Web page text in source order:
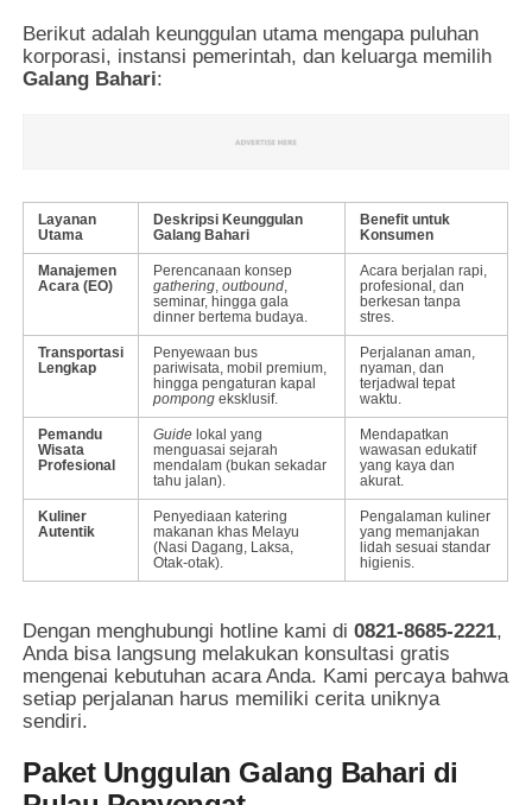
Berikut adalah keunggulan utama mengapa puluhan
korporasi, instansi pemerintah, dan keluarga memilih
Galang Bahari:
Layanan
Utama
Deskripsi Keunggulan
Galang Bahari
Benefit untuk
Konsumen
Manajemen
Acara (EO)
Perencanaan konsep
gathering,outbound,
seminar, hingga gala
dinner bertema budaya.
Acara berjalan rapi,
profesional, dan
berkesan tanpa
stres.
Transportasi
Lengkap
Penyewaan bus
pariwisata, mobil premium,
hingga pengaturan kapal
pompong eksklusif.
Perjalanan aman,
nyaman, dan
terjadwal tepat
waktu.
Pemandu
Wisata
Profesional
Guide lokal yang
menguasai sejarah
mendalam (bukan sekadar
tahu jalan).
Mendapatkan
wawasan edukatif
yang kaya dan
akurat.
Kuliner
Autentik
Penyediaan katering
makanan khas Melayu
(Nasi Dagang, Laksa,
Otak-otak).
Pengalaman kuliner
yang memanjakan
lidah sesuai standar
higienis.
Dengan menghubungi hotline kami di0821-8685-2221,
Anda bisa langsung melakukan konsultasi gratis
mengenai kebutuhan acara Anda. Kami percaya bahwa
setiap perjalanan harus memiliki cerita uniknya
sendiri.
Paket Unggulan Galang Bahari di